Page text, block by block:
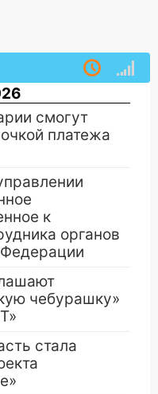
смогут
платежа
к
органов
чебурашку»
стала